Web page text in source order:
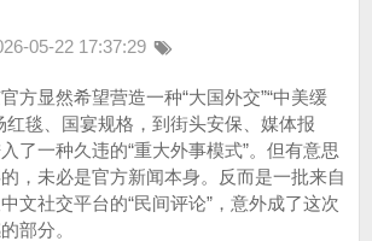
05-22 17:37:29
方显然希望营造一种“大国外交”“中美缓
红毯、国宴规格，到街头安保、媒体报
了一种久违的“重大外事模式”。但有意思
，未必是官方新闻本身。反而是一批来自
文社交平台的“民间评论”，意外成了这次
部分。